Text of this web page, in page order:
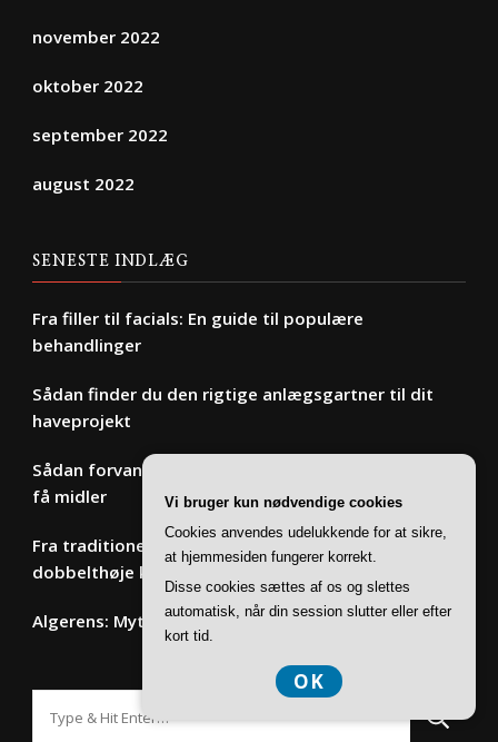
november 2022
oktober 2022
september 2022
august 2022
SENESTE INDLÆG
Fra filler til facials: En guide til populære
behandlinger
Sådan finder du den rigtige anlægsgartner til dit
haveprojekt
Sådan forvandler du dit badeværelse til et spa med
få midler
Fra traditionel til moderne: Villaer hvor det
dobbelthøje køkken-alrum er centrum
Algerens: Myter og fakta om miljøvenlige løsninger
Vi bruger kun nødvendige cookies
Cookies anvendes udelukkende for at sikre,
at hjemmesiden fungerer korrekt.
Disse cookies sættes af os og slettes
automatisk, når din session slutter eller efter
kort tid.
OK